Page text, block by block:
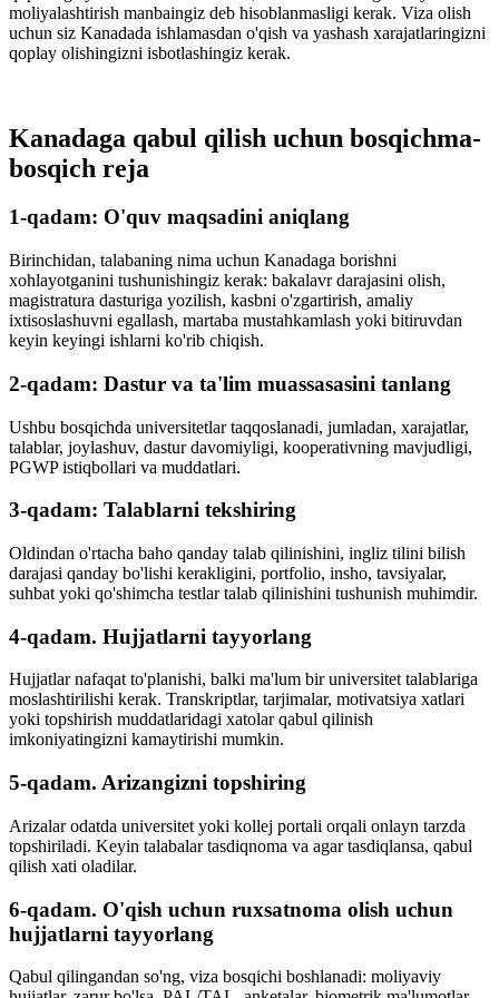
moliyalashtirish manbaingiz deb hisoblanmasligi kerak. Viza olish
uchun siz Kanadada ishlamasdan o'qish va yashash xarajatlaringizni
qoplay olishingizni isbotlashingiz kerak.
Kanadaga qabul qilish uchun bosqichma-
bosqich reja
1-qadam: O'quv maqsadini aniqlang
Birinchidan, talabaning nima uchun Kanadaga borishni
xohlayotganini tushunishingiz kerak: bakalavr darajasini olish,
magistratura dasturiga yozilish, kasbni o'zgartirish, amaliy
ixtisoslashuvni egallash, martaba mustahkamlash yoki bitiruvdan
keyin keyingi ishlarni ko'rib chiqish.
2-qadam: Dastur va ta'lim muassasasini tanlang
Ushbu bosqichda universitetlar taqqoslanadi, jumladan, xarajatlar,
talablar, joylashuv, dastur davomiyligi, kooperativning mavjudligi,
PGWP istiqbollari va muddatlari.
3-qadam: Talablarni tekshiring
Oldindan o'rtacha baho qanday talab qilinishini, ingliz tilini bilish
darajasi qanday bo'lishi kerakligini, portfolio, insho, tavsiyalar,
suhbat yoki qo'shimcha testlar talab qilinishini tushunish muhimdir.
4-qadam. Hujjatlarni tayyorlang
Hujjatlar nafaqat to'planishi, balki ma'lum bir universitet talablariga
moslashtirilishi kerak. Transkriptlar, tarjimalar, motivatsiya xatlari
yoki topshirish muddatlaridagi xatolar qabul qilinish
imkoniyatingizni kamaytirishi mumkin.
5-qadam. Arizangizni topshiring
Arizalar odatda universitet yoki kollej portali orqali onlayn tarzda
topshiriladi. Keyin talabalar tasdiqnoma va agar tasdiqlansa, qabul
qilish xati oladilar.
6-qadam. O'qish uchun ruxsatnoma olish uchun
hujjatlarni tayyorlang
Qabul qilingandan so'ng, viza bosqichi boshlanadi: moliyaviy